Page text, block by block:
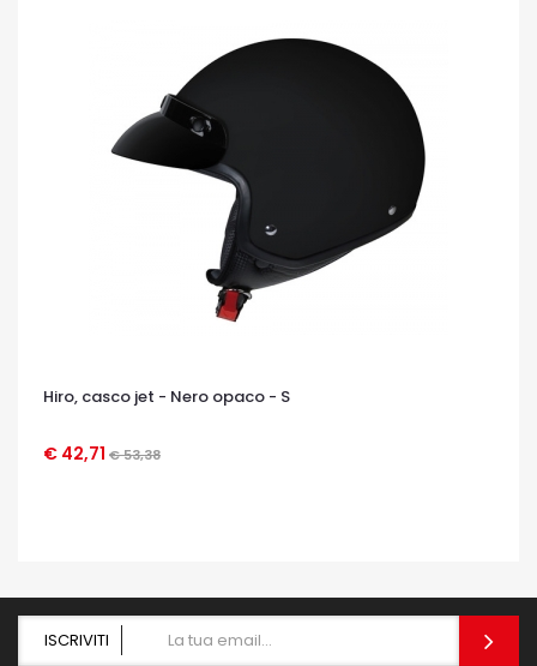
Hiro, casco jet - Nero opaco - S
€ 42,71 € 53,38
OCCHIATA VELOCE
ISCRIVITI